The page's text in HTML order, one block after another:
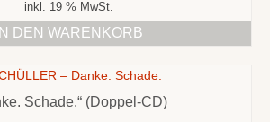
inkl. 19 % MwSt.
IN DEN WARENKORB
Schade.“ (Doppel-CD)